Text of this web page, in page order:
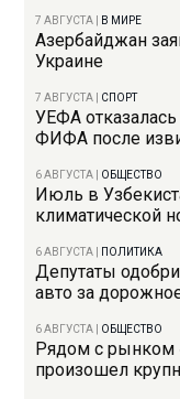
7 АВГУСТА В МИРЕ
Азербайджан
Украине
7 АВГУСТА СПОРТ
УЕФА
ФИФА после
6 АВГУСТА ОБЩЕСТВО
Июль в
климатической
6 АВГУСТА ПОЛИТИКА
Депутаты
авто за
6 АВГУСТА ОБЩЕСТВО
Рядом с рынком
произошел